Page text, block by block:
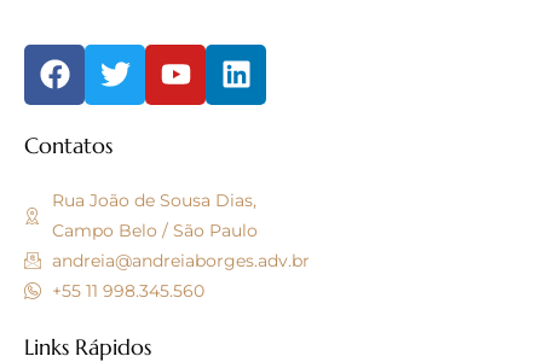
Contatos
Rua João de Sousa Dias,
Campo Belo / São Paulo
andreia@andreiaborges.adv.br
+55 11 998.345.560
Links Rápidos